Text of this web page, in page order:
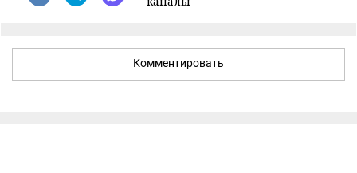
Комментировать